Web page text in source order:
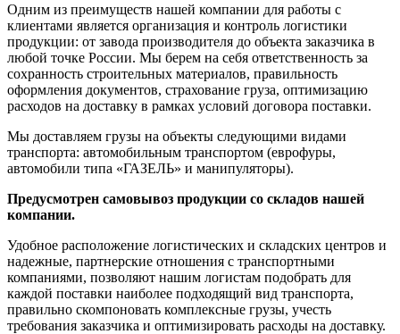
Одним из преимуществ нашей компании для работы с
клиентами является организация и контроль логистики
продукции: от завода производителя до объекта заказчика в
любой точке России. Мы берем на себя ответственность за
сохранность строительных материалов, правильность
оформления документов, страхование груза, оптимизацию
расходов на доставку в рамках условий договора поставки.
Мы доставляем грузы на объекты следующими видами
транспорта: автомобильным транспортом (еврофуры,
автомобили типа «ГАЗЕЛЬ» и манипуляторы).
Предусмотрен самовывоз продукции со складов нашей
компании.
Удобное расположение логистических и складских центров и
надежные, партнерские отношения с транспортными
компаниями, позволяют нашим логистам подобрать для
каждой поставки наиболее подходящий вид транспорта,
правильно скомпоновать комплексные грузы, учесть
требования заказчика и оптимизировать расходы на доставку.